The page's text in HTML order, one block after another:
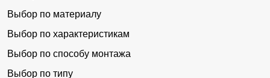
Выбор по материалу
Выбор по характеристикам
Выбор по способу монтажа
Выбор по типу